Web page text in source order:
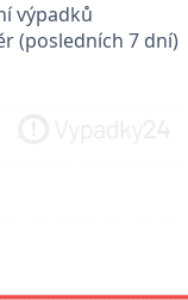
výpadků
(posledních 7 dní)